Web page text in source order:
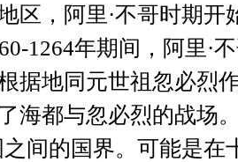
区，阿里·不哥时期
1264年期间，阿里·
据地同元世祖忽必烈
海都与忽必烈的战场
之间的国界。可能是